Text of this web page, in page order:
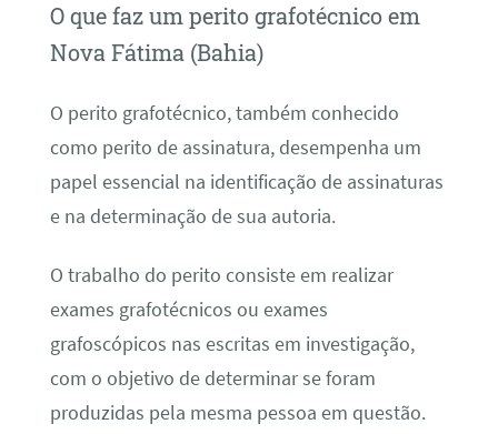
O que faz um perito grafotécnico em
Nova Fátima (Bahia)
O perito grafotécnico, também conhecido
como perito de assinatura, desempenha um
papel essencial na identificação de assinaturas
e na determinação de sua autoria.
O trabalho do perito consiste em realizar
exames grafotécnicos ou exames
grafoscópicos nas escritas em investigação,
com o objetivo de determinar se foram
produzidas pela mesma pessoa em questão.